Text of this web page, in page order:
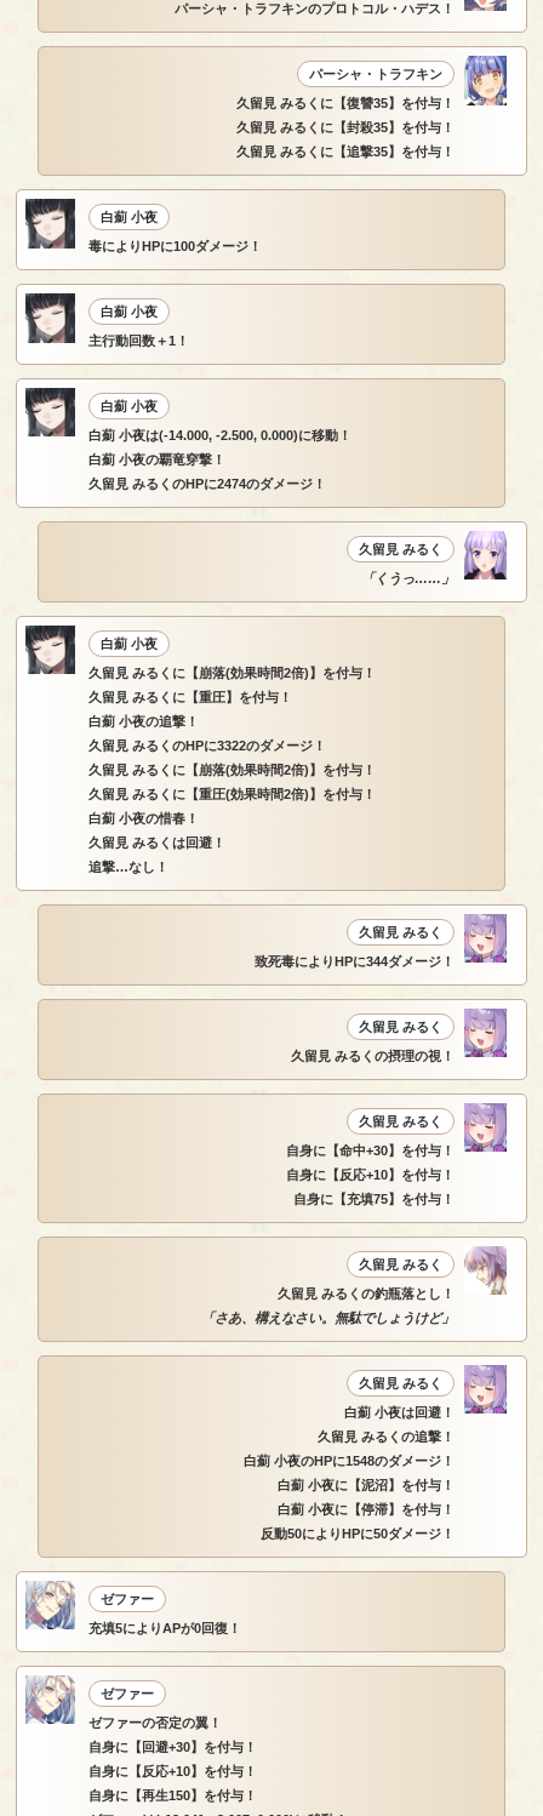
パーシャ・トラフキンのプロトコル・ハデス！
パーシャ・トラフキン
久留見 みるくに【復讐35】を付与！
久留見 みるくに【封殺35】を付与！
久留見 みるくに【追撃35】を付与！
白薊 小夜
毒によりHPに100ダメージ！
白薊 小夜
主行動回数＋1！
白薊 小夜
白薊 小夜は(-14.000, -2.500, 0.000)に移動！
白薊 小夜の覇竜穿撃！
久留見 みるくのHPに2474のダメージ！
久留見 みるく
「くうっ……」
白薊 小夜
久留見 みるくに【崩落(効果時間2倍)】を付与！
久留見 みるくに【重圧】を付与！
白薊 小夜の追撃！
久留見 みるくのHPに3322のダメージ！
久留見 みるくに【崩落(効果時間2倍)】を付与！
久留見 みるくに【重圧(効果時間2倍)】を付与！
白薊 小夜の惜春！
久留見 みるくは回避！
追撃…なし！
久留見 みるく
致死毒によりHPに344ダメージ！
久留見 みるく
久留見 みるくの摂理の視！
久留見 みるく
自身に【命中+30】を付与！
自身に【反応+10】を付与！
自身に【充填75】を付与！
久留見 みるく
久留見 みるくの釣瓶落とし！
「さあ、構えなさい。無駄でしょうけど」
久留見 みるく
白薊 小夜は回避！
久留見 みるくの追撃！
白薊 小夜のHPに1548のダメージ！
白薊 小夜に【泥沼】を付与！
白薊 小夜に【停滞】を付与！
反動50によりHPに50ダメージ！
ゼファー
充填5によりAPが0回復！
ゼファー
ゼファーの否定の翼！
自身に【回避+30】を付与！
自身に【反応+10】を付与！
自身に【再生150】を付与！